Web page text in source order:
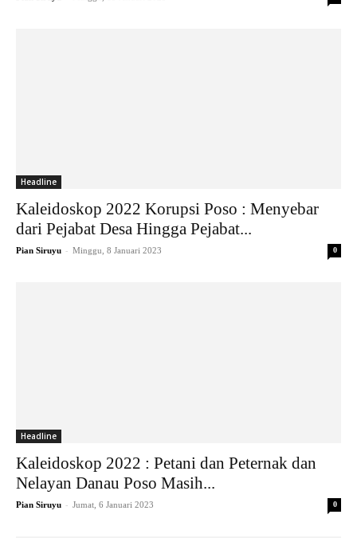
Headline
Kaleidoskop 2022 Korupsi Poso : Menyebar
dari Pejabat Desa Hingga Pejabat...
Pian Siruyu - Minggu, 8 Januari 2023 0
Headline
Kaleidoskop 2022 : Petani dan Peternak dan
Nelayan Danau Poso Masih...
Pian Siruyu - Jumat, 6 Januari 2023 0